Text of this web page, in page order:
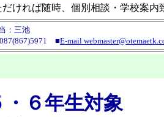
ければ随時、個別相談・学校案内
：三池
■E-mail
・６年生対象